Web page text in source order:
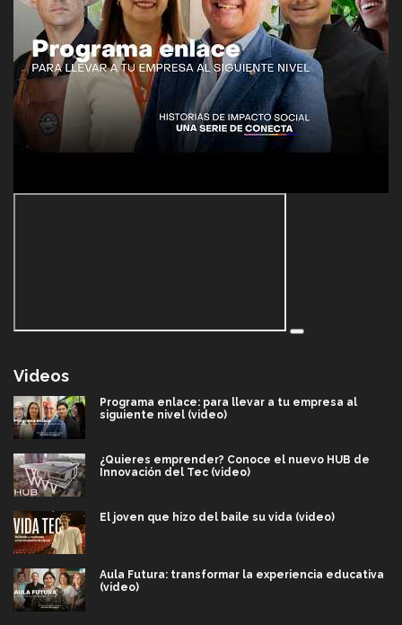
Videos
Programa enlace: para llevar a tu empresa al
siguiente nivel (video)
¿Quieres emprender? Conoce el nuevo HUB de
Innovación del Tec (video)
El joven que hizo del baile su vida (video)
Aula Futura: transformar la experiencia educativa
(video)